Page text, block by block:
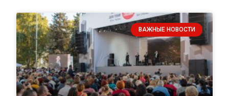
ВАЖНЫЕ НОВОСТИ